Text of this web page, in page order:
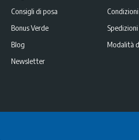
Consigli di posa
Bonus Verde
Blog
Newsletter
Spedizioni
Modalità